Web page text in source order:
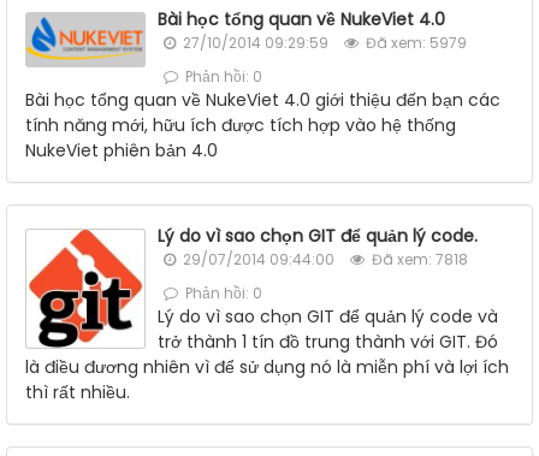
Bài học tổng quan về NukeViet 4.0
27/10/2014 09:29:59
Đã xem: 5979
Phản hồi: 0
Bài học tổng quan về NukeViet 4.0 giới thiệu đến bạn các
tính năng mới, hữu ích được tích hợp vào hệ thống
NukeViet phiên bản 4.0
Lý do vì sao chọn GIT để quản lý code.
29/07/2014 09:44:00
Đã xem: 7818
Phản hồi: 0
Lý do vì sao chọn GIT để quản lý code và
trở thành 1 tín đồ trung thành với GIT. Đó
là điều đương nhiên vì để sử dụng nó là miễn phí và lợi ích
thì rất nhiều.